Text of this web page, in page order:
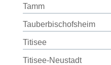
Tamm
Tauberbischofsheim
Titisee
Titisee-Neustadt